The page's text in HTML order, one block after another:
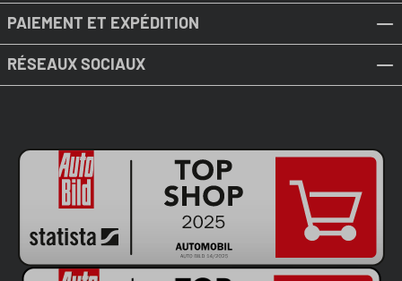
PAIEMENT ET EXPÉDITION
RÉSEAUX SOCIAUX